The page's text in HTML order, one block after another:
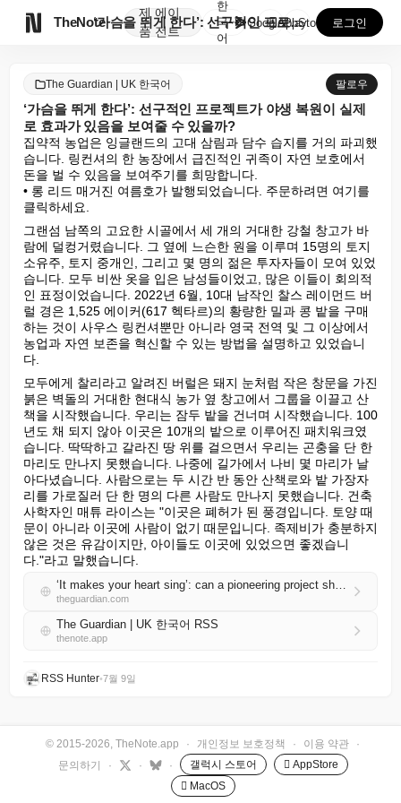
TheNote
제
품
에이
전트
‘가슴을 뛰게 한다’: 선구적인 프로젝트가 야생 복원이...
한
국
어
GooglePlay
AppStore 로그인
The Guardian | UK 한국어 팔로우
‘가슴을 뛰게 한다’: 선구적인 프로젝트가 야생 복원이 실제
로 효과가 있음을 보여줄 수 있을까?
집약적 농업은 잉글랜드의 고대 삼림과 담수 습지를 거의 파괴했
습니다. 링컨셔의 한 농장에서 급진적인 귀족이 자연 보호에서
돈을 벌 수 있음을 보여주기를 희망합니다.
• 롱 리드 매거진 여름호가 발행되었습니다. 주문하려면 여기를
클릭하세요.
그랜섬 남쪽의 고요한 시골에서 세 개의 거대한 강철 창고가 바
람에 덜컹거렸습니다. 그 옆에 느슨한 원을 이루며 15명의 토지
소유주, 토지 중개인, 그리고 몇 명의 젊은 투자자들이 모여 있었
습니다. 모두 비싼 옷을 입은 남성들이었고, 많은 이들이 회의적
인 표정이었습니다. 2022년 6월, 10대 남작인 찰스 레이먼드 버
럴 경은 1,525 에이커(617 헥타르)의 황량한 밀과 콩 밭을 구매
하는 것이 사우스 링컨셔뿐만 아니라 영국 전역 및 그 이상에서
농업과 자연 보존을 혁신할 수 있는 방법을 설명하고 있었습니
다.
모두에게 찰리라고 알려진 버럴은 돼지 눈처럼 작은 창문을 가진
붉은 벽돌의 거대한 현대식 농가 옆 창고에서 그룹을 이끌고 산
책을 시작했습니다. 우리는 잠두 밭을 건너며 시작했습니다. 100
년도 채 되지 않아 이곳은 10개의 밭으로 이루어진 패치워크였
습니다. 딱딱하고 갈라진 땅 위를 걸으면서 우리는 곤충을 단 한
마리도 만나지 못했습니다. 나중에 길가에서 나비 몇 마리가 날
아다녔습니다. 사람으로는 두 시간 반 동안 산책로와 밭 가장자
리를 가로질러 단 한 명의 다른 사람도 만나지 못했습니다. 건축
사학자인 매튜 라이스는 "이곳은 폐허가 된 풍경입니다. 토양 때
문이 아니라 이곳에 사람이 없기 때문입니다. 족제비가 충분하지
않은 것은 유감이지만, 아이들도 이곳에 있었으면 좋겠습니
다."라고 말했습니다.
‘It makes your heart sing’: can a pioneering project show that rewilding really works?
theguardian.com
The Guardian | UK 한국어 RSS
thenote.app
RSS Hunter•7월 9일
© 2015-2026, TheNote.app · 개인정보 보호정책 · 이용 약관
·
문의하기
· · · 갤럭시 스토어
 AppStore
 MacOS